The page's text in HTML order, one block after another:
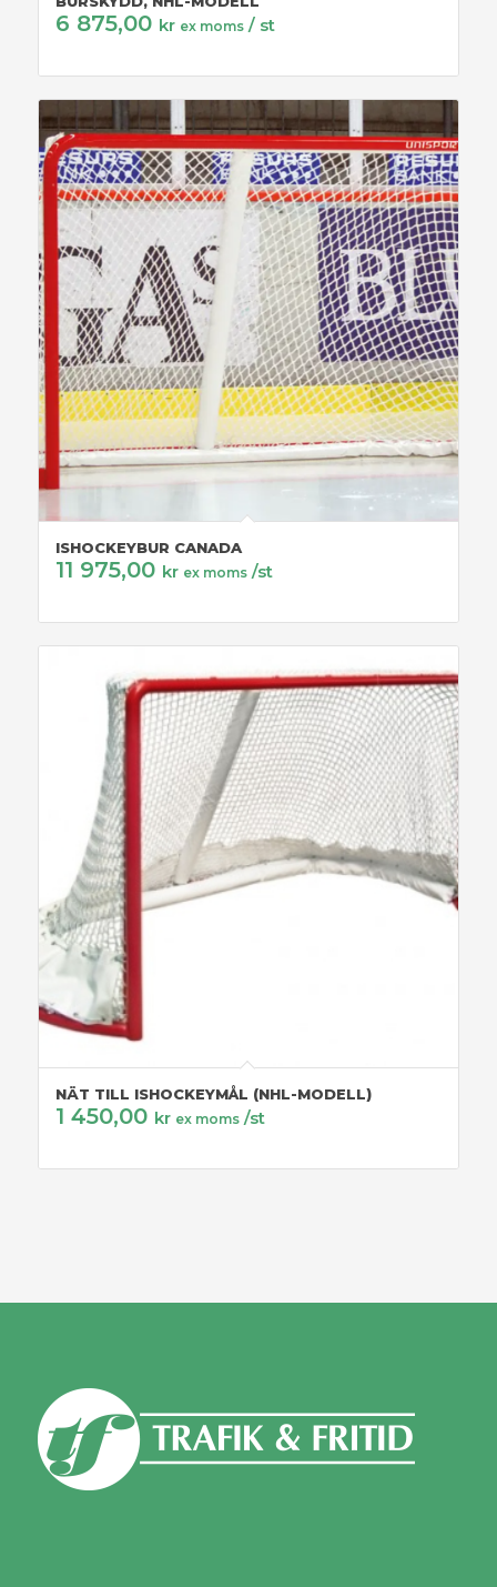
6 875,00 kr ex moms / st
ISHOCKEYBUR CANADA
11 975,00 kr ex moms /st
NÄT TILL ISHOCKEYMÅL (NHL-MODELL)
1 450,00 kr ex moms /st